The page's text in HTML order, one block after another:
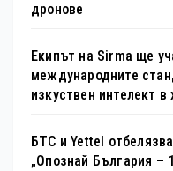
дронове
Екипът на Sirma ще
международните
изкуствен интелект в
БТС и Yettel
„Опознай България –